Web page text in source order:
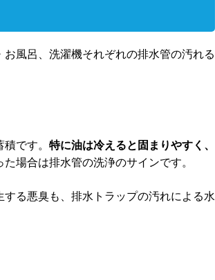
風呂、洗濯機それぞれの排水管の汚れる
です。 特に油は冷えると固まりやすく、
場合は排水管の洗浄のサインです。
る悪臭も、排水トラップの汚れによる水